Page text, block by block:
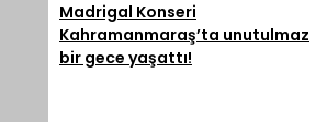
Madrigal Konseri
Kahramanmaraş’ta unutulmaz
bir gece yaşattı!